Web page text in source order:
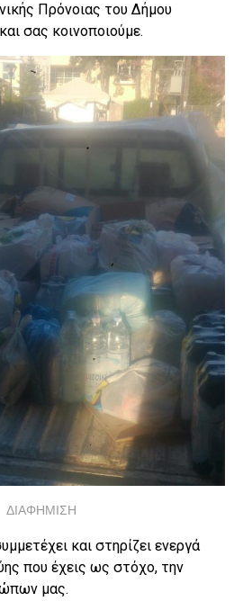
Πρόνοιας του Δήμου
σας κοινοποιούμε.
ΔΙΑΦΗΜΙΣΗ
και στηρίζει ενεργά
που έχεις ως στόχο, την
μας.